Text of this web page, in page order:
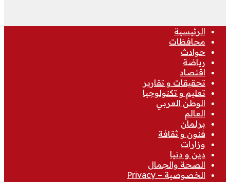
الرئيسية
محافظات
حوادث
رياضة
اقتصاد
تحقيقات و تقارير
تعليم و تكنولوجيا
الوطن العربي
العالم
برلمان
فنون و ثقافة
وزارات
دين و دنيا
الصحة والجمال
الخصوصية – Privacy